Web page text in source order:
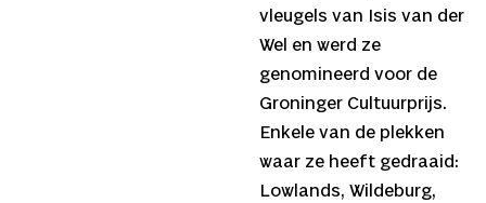
vleugels van Isis van der
Wel en werd ze
genomineerd voor de
Groninger Cultuurprijs.
Enkele van de plekken
waar ze heeft gedraaid:
Lowlands, Wildeburg,